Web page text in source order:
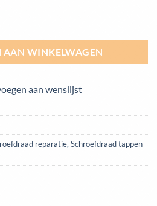
AAN WINKELWAGEN
aan wenslijst
reparatie, Schroefdraad tappen